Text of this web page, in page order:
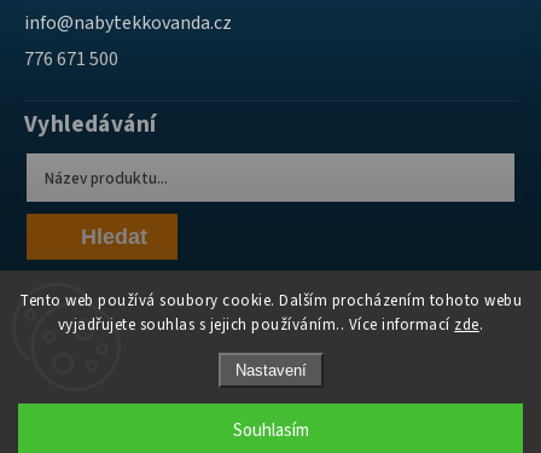
Tento web používá soubory cookie. Dalším procházením tohoto webu
vyjadřujete souhlas s jejich používáním.. Více informací zde.
Nastavení
Souhlasím
info@nabytekkovanda.cz
776 671 500
Vyhledávání
Hledat